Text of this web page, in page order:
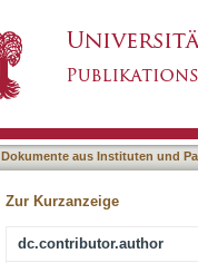
Dokumente aus Instituten und
Zur Kurzanzeige
dc.contributor.author